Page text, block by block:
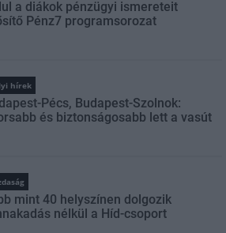
a diákok pénzügyi ismereteit
Pénz7 programsorozat
hírek
Pécs, Budapest-Szolnok:
és biztonságosabb lett a vasút
mint 40 helyszínen dolgozik
nélkül a Híd-csoport